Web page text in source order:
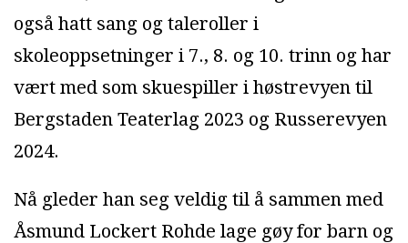
også hatt sang og taleroller i
skoleoppsetninger i 7., 8. og 10. trinn og har
vært med som skuespiller i høstrevyen til
Bergstaden Teaterlag 2023 og Russerevyen
2024.
Nå gleder han seg veldig til å sammen med
Åsmund Lockert Rohde lage gøy for barn og